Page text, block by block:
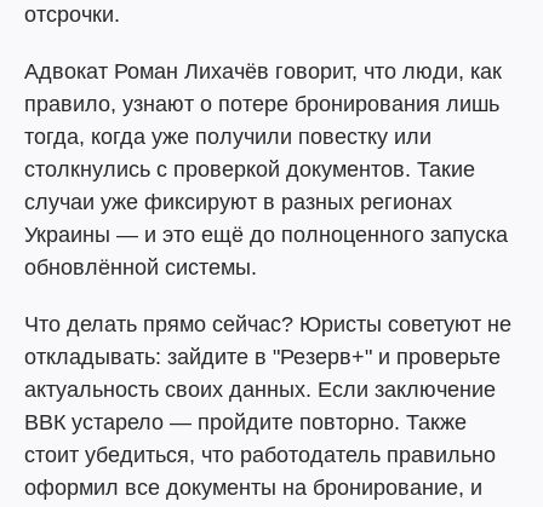
отсрочки.
Адвокат Роман Лихачёв говорит, что люди, как
правило, узнают о потере бронирования лишь
тогда, когда уже получили повестку или
столкнулись с проверкой документов. Такие
случаи уже фиксируют в разных регионах
Украины — и это ещё до полноценного запуска
обновлённой системы.
Что делать прямо сейчас? Юристы советуют не
откладывать: зайдите в "Резерв+" и проверьте
актуальность своих данных. Если заключение
ВВК устарело — пройдите повторно. Также
стоит убедиться, что работодатель правильно
оформил все документы на бронирование, и